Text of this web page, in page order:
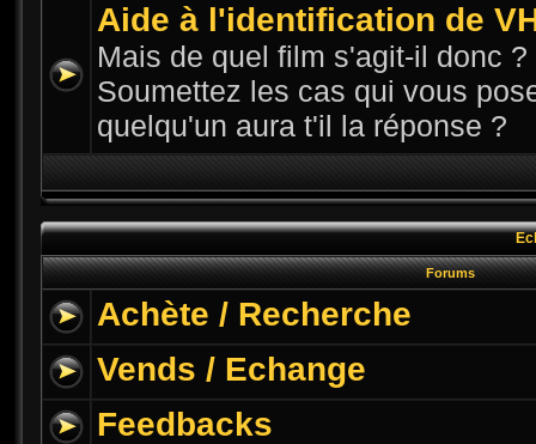
Aide à l'identification de
Mais de quel film s'agit-il donc
Soumettez les cas qui vous
quelqu'un aura t'il la réponse ?
Forums
Achète / Recherche
Vends / Echange
Feedbacks